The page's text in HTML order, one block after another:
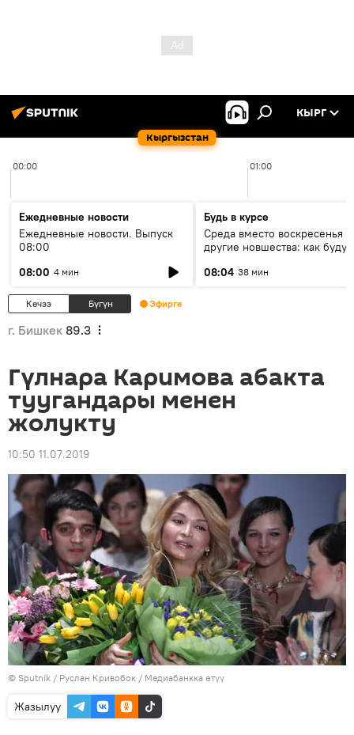
Кыргызстан
КЫРГ
00:00 01:00
Ежедневные новости
Ежедневные новости. Выпуск
08:00
08:00 4 мин
Будь в курсе
Среда вместо воскресенья и
другие новшества: как будут
08:04 38 мин
Кечээ Бүгүн Эфирге
г. Бишкек 89.3
Гүлнара Каримова абакта
туугандары менен
жолукту
10:50 11.07.2019
© Sputnik / Руслан Кривобок / Медиабанкка өтүү
Жазылуу